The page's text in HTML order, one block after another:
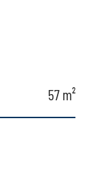
57 m²